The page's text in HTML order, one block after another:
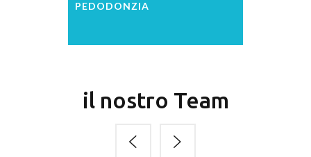
PEDODONZIA
il nostro Team